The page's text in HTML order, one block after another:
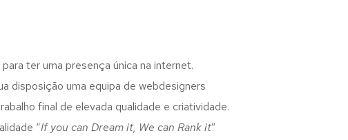
ter uma presença única na internet.
disposição uma equipa de webdesigners
final de elevada qualidade e criatividade.
“If you can Dream it, We can Rank it”